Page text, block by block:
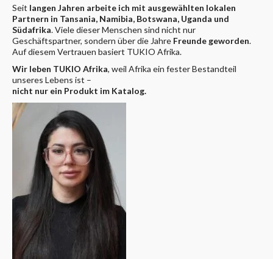
Seit langen Jahren arbeite ich mit ausgewählten lokalen
Partnern in Tansania, Namibia, Botswana, Uganda und
Südafrika. Viele dieser Menschen sind nicht nur
Geschäftspartner, sondern über die Jahre Freunde geworden.
Auf diesem Vertrauen basiert TUKIO Afrika.
Wir leben TUKIO Afrika, weil Afrika ein fester Bestandteil
unseres Lebens ist –
nicht nur ein Produkt im Katalog.